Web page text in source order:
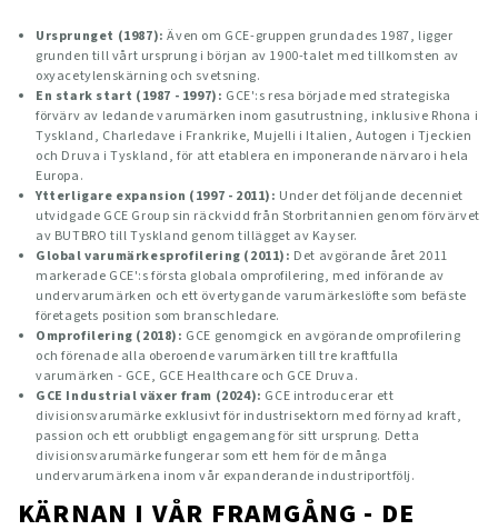
Ursprunget (1987): Även om GCE-gruppen grundades 1987, ligger
grunden till vårt ursprung i början av 1900-talet med tillkomsten av
oxyacetylenskärning och svetsning.
En stark start (1987 - 1997): GCE':s resa började med strategiska
förvärv av ledande varumärken inom gasutrustning, inklusive Rhona i
Tyskland, Charledave i Frankrike, Mujelli i Italien, Autogen i Tjeckien
och Druva i Tyskland, för att etablera en imponerande närvaro i hela
Europa.
Ytterligare expansion (1997 - 2011): Under det följande decenniet
utvidgade GCE Group sin räckvidd från Storbritannien genom förvärvet
av BUTBRO till Tyskland genom tillägget av Kayser.
Global varumärkesprofilering (2011): Det avgörande året 2011
markerade GCE':s första globala omprofilering, med införande av
undervarumärken och ett övertygande varumärkeslöfte som befäste
företagets position som branschledare.
Omprofilering (2018): GCE genomgick en avgörande omprofilering
och förenade alla oberoende varumärken till tre kraftfulla
varumärken - GCE, GCE Healthcare och GCE Druva.
GCE Industrial växer fram (2024): GCE introducerar ett
divisionsvarumärke exklusivt för industrisektorn med förnyad kraft,
passion och ett orubbligt engagemang för sitt ursprung. Detta
divisionsvarumärke fungerar som ett hem för de många
undervarumärkena inom vår expanderande industriportfölj.
KÄRNAN I VÅR FRAMGÅNG - DE